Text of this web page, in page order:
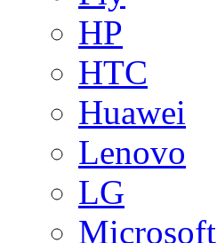
HP
HTC
Huawei
Lenovo
LG
Microsoft